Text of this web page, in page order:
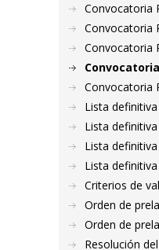
Convocatoria
Convocatoria
Convocatoria
Convocatoria
Lista
Lista
Lista
Lista
Criterios de
Orden de
Orden de
Resolución